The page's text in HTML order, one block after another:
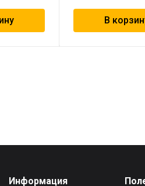
В
Информация